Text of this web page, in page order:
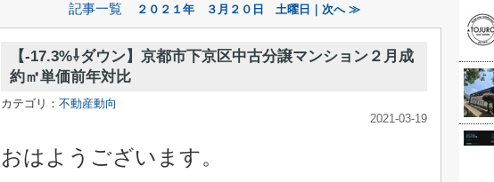
記事一覧 ２０２１年 ３月２０日 土曜日｜次へ ≫
【-17.3%⇩ダウン】京都市下京区中古分譲マンション２月成
約㎡単価前年対比
カテゴリ： 不動産動向
2021-03-19
おはようございます。